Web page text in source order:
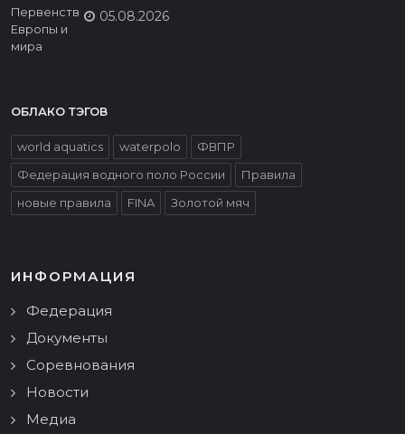
05.08.2026
ОБЛАКО ТЭГОВ
world aquatics waterpolo
ФВПР
Федерация водного поло России
Правила
новые правила
FINA Золотой мяч
ИНФОРМАЦИЯ
Федерация
Документы
Соревнования
Новости
Медиа